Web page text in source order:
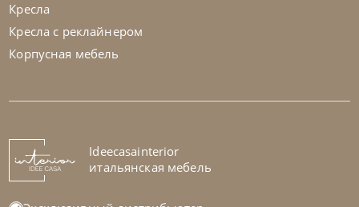
Кресла
Кресла с реклайнером
Корпусная мебель
Ideecasainterior
итальянская мебель